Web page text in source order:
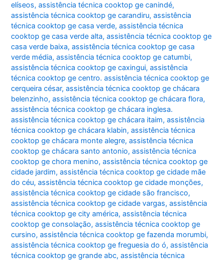
elíseos,assistência técnica cooktop ge canindé,
assistência técnica cooktop ge carandiru,assistência
técnica cooktop ge casa verde,assistência técnica
cooktop ge casa verde alta,assistência técnica cooktop ge
casa verde baixa,assistência técnica cooktop ge casa
verde média,assistência técnica cooktop ge catumbi,
assistência técnica cooktop ge caxingui,assistência
técnica cooktop ge centro. assistência técnica cooktop ge
cerqueira césar,assistência técnica cooktop ge chácara
belenzinho,assistência técnica cooktop ge chácara flora,
assistência técnica cooktop ge chácara inglesa.
assistência técnica cooktop ge chácara itaim,assistência
técnica cooktop ge chácara klabin,assistência técnica
cooktop ge chácara monte alegre,assistência técnica
cooktop ge chácara santo antonio,assistência técnica
cooktop ge chora menino,assistência técnica cooktop ge
cidade jardim,assistência técnica cooktop ge cidade mãe
do céu,assistência técnica cooktop ge cidade monções,
assistência técnica cooktop ge cidade são francisco,
assistência técnica cooktop ge cidade vargas,assistência
técnica cooktop ge city américa,assistência técnica
cooktop ge consolação,assistência técnica cooktop ge
cursino,assistência técnica cooktop ge fazenda morumbi,
assistência técnica cooktop ge freguesia do ó,assistência
técnica cooktop ge grande abc,assistência técnica